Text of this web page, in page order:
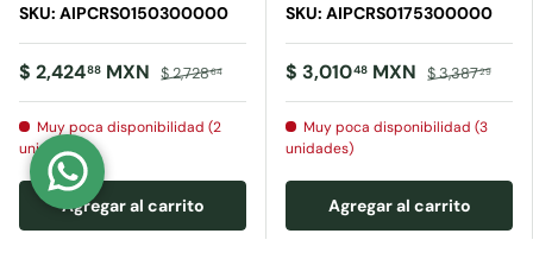
SKU: AIPCRS0150300000
$ 2,42488 MXN $ 2,72864
Muy poca disponibilidad (2
unidades)
Agregar al carrito
SKU: AIPCRS0175300000
$ 3,01048 MXN $ 3,38729
Muy poca disponibilidad (3
unidades)
Agregar al carrito